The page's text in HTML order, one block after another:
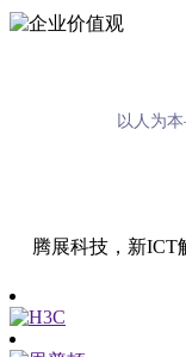
以人为
腾展科技，新ICT